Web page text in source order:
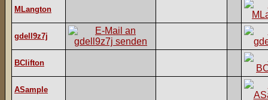
MLangton
gdell9z7j
BClifton
ASample